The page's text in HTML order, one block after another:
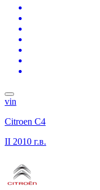
vin
Citroen C4
II 2010 г.в.